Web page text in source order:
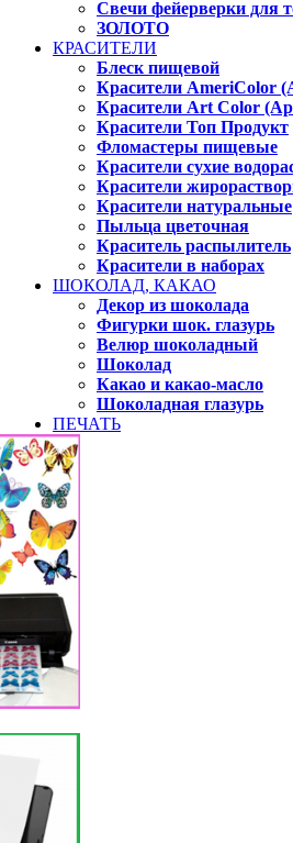
Свечи фейерверки для
ЗОЛОТО
КРАСИТЕЛИ
Блеск пищевой
Красители AmeriColor
Красители Art Color
Красители Топ Продукт
Фломастеры пищевые
Красители сухие
Красители
Красители натуральные
Пыльца цветочная
Краситель распылитель
Красители в наборах
ШОКОЛАД, КАКАО
Декор из шоколада
Фигурки шок. глазурь
Велюр шоколадный
Шоколад
Какао и какао-масло
Шоколадная глазурь
ПЕЧАТЬ